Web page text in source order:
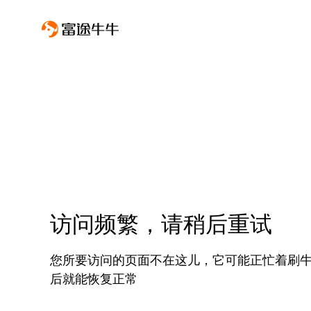
访问频繁，请稍后重试
您所要访问的页面不在这儿，它可能正忙着刷
后就能恢复正常